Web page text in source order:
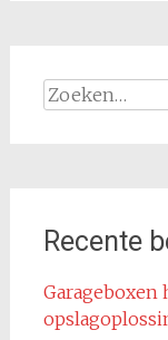
Zoeken
Recente